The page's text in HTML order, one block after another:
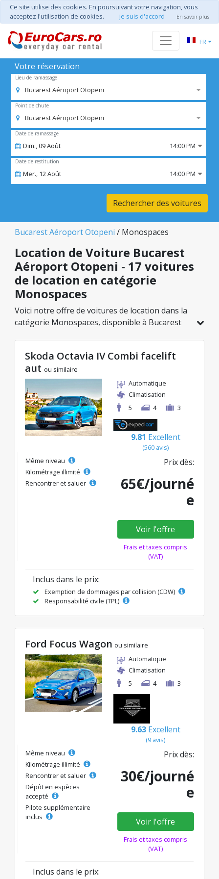
Ce site utilise des cookies. En poursuivant votre navigation, vous
acceptez l'utilisation de cookies.
je suis d'accord En savoir plus
FR
Votre réservation
Lieu de ramassage
Bucarest Aéroport Otopeni
Point de chute
Bucarest Aéroport Otopeni
Date de ramassage
Dim.,09Août 14:00 PM
Date de restitution
Mer., 12Août 14:00 PM
Rechercher des voitures
Bucarest Aéroport Otopeni / Monospaces
Location de Voiture Bucarest
Aéroport Otopeni - 17 voitures
de location en catégorie
Monospaces
Voici notre offre de voitures de location dans la
catégorie Monospaces, disponible à Bucarest
modèle idéal dans la catégorie sélectionnée,
avec des tarifs avantageux débutant à
seulement 20€/jour.
Skoda Octavia IV Combi facelift
aut ou similaire
Automatique
Climatisation
5
4 3
9.81 Excellent
(560 avis)
Même niveau
Kilométrage illimité
Rencontrer et saluer
Prix dès:
65€/journé
e
Voir l'offre
Frais et taxes compris
(VAT)
Inclus dans le prix:
Exemption de dommages par collision (CDW)
Responsabilité civile (TPL)
Ford Focus Wagon ou similaire
Automatique
Climatisation
5
4 3
9.63 Excellent
(9 avis)
Même niveau
Kilométrage illimité
Rencontrer et saluer
Dépôt en espèces
accepté
Pilote supplémentaire
inclus
Prix dès:
30€/journé
e
Voir l'offre
Frais et taxes compris
(VAT)
Inclus dans le prix: